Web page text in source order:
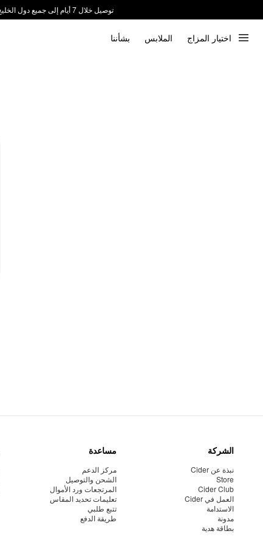
توصيل خلال 7 أيام إلى جميع دول الخليج
اختيار المزاج الملابس بشأننا
الشركة
نبذة عن Cider
Store
Cider Club
العمل في Cider
الاستدامة
مدونة
بطاقة هدية
مساعدة
مركز الدعم
الشحن والتوصيل
المرتجعات ورد الأموال
تعليمات تحديد المقاس
تتبع طلبي
طريقة الدفع